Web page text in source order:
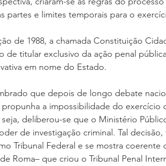
partes e limites temporais para o
de 1988, a chamada Constituição
de titular exclusivo da ação penal
em nome do Estado.
que depois de longo debate
propunha a impossibilidade do
deliberou-se que o Ministério
de investigação criminal. Tal
Tribunal Federal e se mostra coerente
Roma– que criou o Tribunal Penal